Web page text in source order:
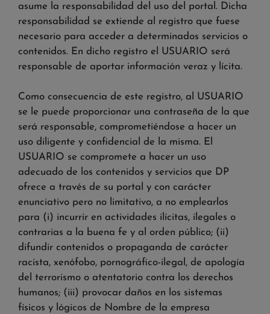
asume la responsabilidad del uso del portal. Dicha
responsabilidad se extiende al registro que fuese
necesario para acceder a determinados servicios o
contenidos. En dicho registro el USUARIO será
responsable de aportar información veraz y lícita.
Como consecuencia de este registro, al USUARIO
se le puede proporcionar una contraseña de la que
será responsable, comprometiéndose a hacer un
uso diligente y confidencial de la misma. El
USUARIO se compromete a hacer un uso
adecuado de los contenidos y servicios que DP
ofrece a través de su portal y con carácter
enunciativo pero no limitativo, a no emplearlos
para (i) incurrir en actividades ilícitas, ilegales o
contrarias a la buena fe y al orden público; (ii)
difundir contenidos o propaganda de carácter
racista, xenófobo, pornográfico-ilegal, de apología
del terrorismo o atentatorio contra los derechos
humanos; (iii) provocar daños en los sistemas
físicos y lógicos de Nombre de la empresa